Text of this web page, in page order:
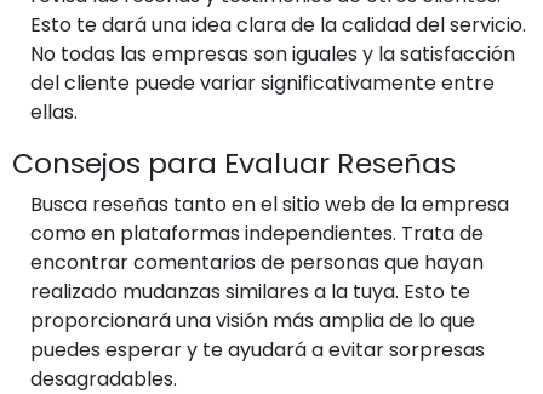
Esto te dará una idea clara de la calidad del servicio.
No todas las empresas son iguales y la satisfacción
del cliente puede variar significativamente entre
ellas.
Consejos para Evaluar Reseñas
Busca reseñas tanto en el sitio web de la empresa
como en plataformas independientes. Trata de
encontrar comentarios de personas que hayan
realizado mudanzas similares a la tuya. Esto te
proporcionará una visión más amplia de lo que
puedes esperar y te ayudará a evitar sorpresas
desagradables.